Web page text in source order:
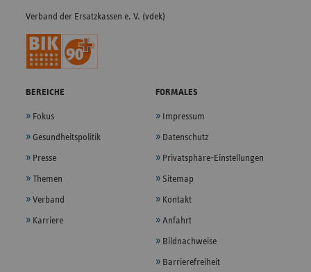
Verband der Ersatzkassen e. V. (vdek)
BEREICHE
Fokus
Gesundheitspolitik
Presse
Themen
Verband
Karriere
FORMALES
Impressum
Datenschutz
Privatsphäre-Einstellungen
Sitemap
Kontakt
Anfahrt
Bildnachweise
Barrierefreiheit